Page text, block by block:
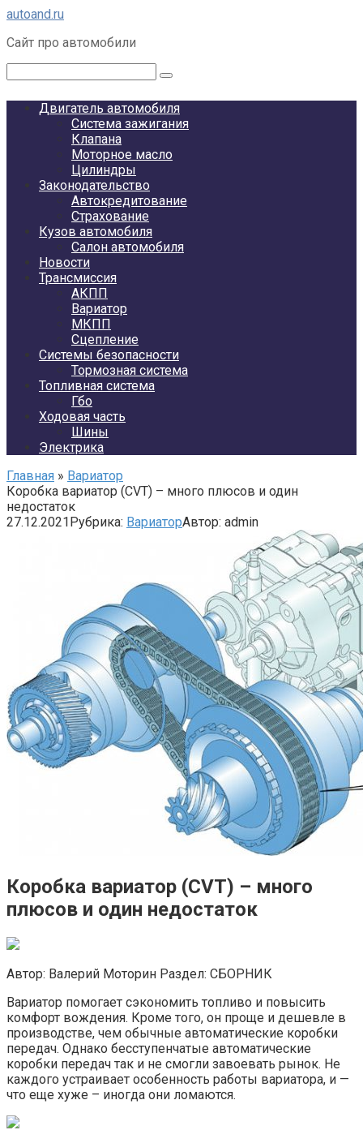
Перейти
контенту
autoand.ru
Сайт про автомобили
Двигатель автомобиля
Система зажигания
Клапана
Моторное масло
Цилиндры
Законодательство
Автокредитование
Страхование
Кузов автомобиля
Салон автомобиля
Новости
Трансмиссия
АКПП
Вариатор
МКПП
Сцепление
Системы безопасности
Тормозная система
Топливная система
Гбо
Ходовая часть
Шины
Электрика
Главная » Вариатор
Коробка вариатор (CVT) – много плюсов и один
недостаток
27.12.2021Рубрика: ВариаторАвтор: admin
Коробка вариатор (CVT) – много
плюсов и один недостаток
Автор: Валерий Моторин Раздел: СБОРНИК
Вариатор помогает сэкономить топливо и повысить
комфорт вождения. Кроме того, он проще и дешевле в
производстве, чем обычные автоматические коробки
передач. Однако бесступенчатые автоматические
коробки передач так и не смогли завоевать рынок. Не
каждого устраивает особенность работы вариатора, и —
что еще хуже – иногда они ломаются.